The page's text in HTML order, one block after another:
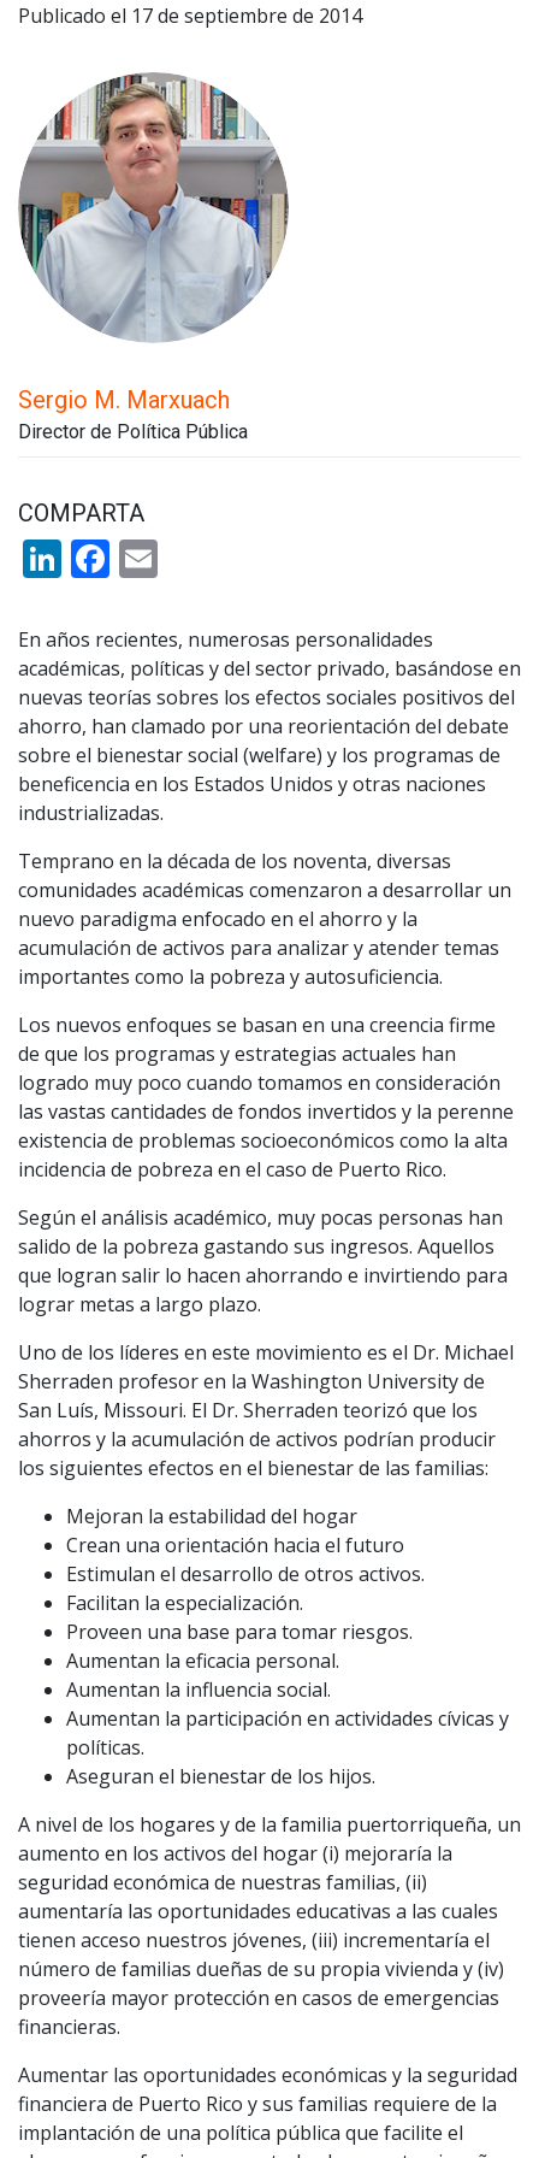
Publicado el 17 de septiembre de 2014
Sergio M. Marxuach
Director de Política Pública
COMPARTA
LinkedIn
Facebook
En años recientes, numerosas personalidades
académicas, políticas y del sector privado, basándose en
nuevas teorías sobres los efectos sociales positivos del
ahorro, han clamado por una reorientación del debate
sobre el bienestar social (welfare) y los programas de
beneficencia en los Estados Unidos y otras naciones
industrializadas.
Temprano en la década de los noventa, diversas
comunidades académicas comenzaron a desarrollar un
nuevo paradigma enfocado en el ahorro y la
acumulación de activos para analizar y atender temas
importantes como la pobreza y autosuficiencia.
Los nuevos enfoques se basan en una creencia firme
de que los programas y estrategias actuales han
logrado muy poco cuando tomamos en consideración
las vastas cantidades de fondos invertidos y la perenne
existencia de problemas socioeconómicos como la alta
incidencia de pobreza en el caso de Puerto Rico.
Según el análisis académico, muy pocas personas han
salido de la pobreza gastando sus ingresos. Aquellos
que logran salir lo hacen ahorrando e invirtiendo para
lograr metas a largo plazo.
Uno de los líderes en este movimiento es el Dr. Michael
Sherraden profesor en la Washington University de
San Luís, Missouri. El Dr. Sherraden teorizó que los
ahorros y la acumulación de activos podrían producir
los siguientes efectos en el bienestar de las familias:
Mejoran la estabilidad del hogar
Crean una orientación hacia el futuro
Estimulan el desarrollo de otros activos.
Facilitan la especialización.
Proveen una base para tomar riesgos.
Aumentan la eficacia personal.
Aumentan la influencia social.
Aumentan la participación en actividades cívicas y
políticas.
Aseguran el bienestar de los hijos.
A nivel de los hogares y de la familia puertorriqueña, un
aumento en los activos del hogar (i) mejoraría la
seguridad económica de nuestras familias, (ii)
aumentaría las oportunidades educativas a las cuales
tienen acceso nuestros jóvenes, (iii) incrementaría el
número de familias dueñas de su propia vivienda y (iv)
proveería mayor protección en casos de emergencias
financieras.
Aumentar las oportunidades económicas y la seguridad
financiera de Puerto Rico y sus familias requiere de la
implantación de una política pública que facilite el